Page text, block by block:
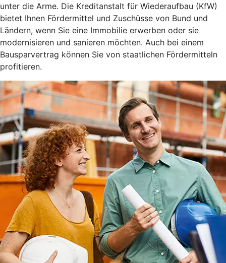
unter die Arme. Die Kreditanstalt für Wiederaufbau (KfW)
bietet Ihnen Fördermittel und Zuschüsse von Bund und
Ländern, wenn Sie eine Immobilie erwerben oder sie
modernisieren und sanieren möchten. Auch bei einem
Bausparvertrag können Sie von staatlichen Fördermitteln
profitieren.